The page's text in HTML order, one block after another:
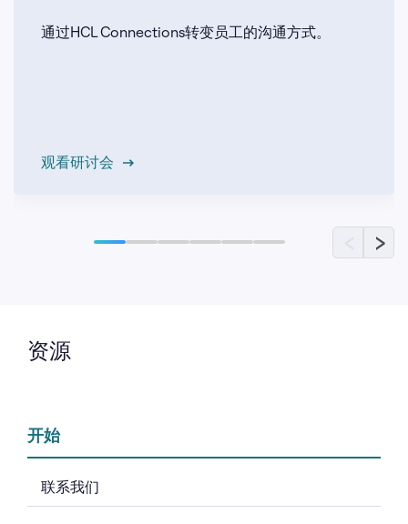
通过HCL Connections转变员工的沟通方式。
观看研讨会
›
资源
开始
联系我们